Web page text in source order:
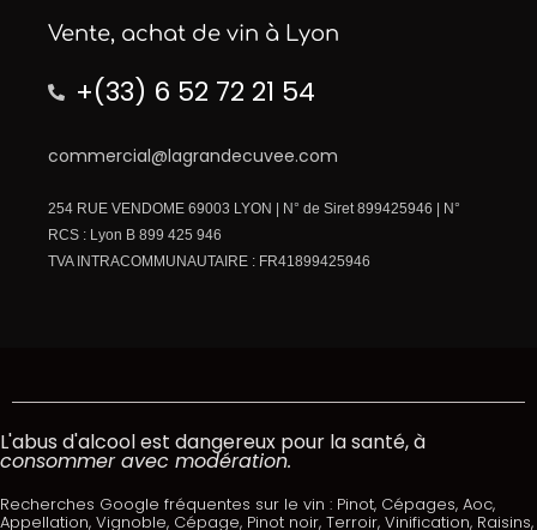
Vente, achat de vin à Lyon
+(33) 6 52 72 21 54
commercial@lagrandecuvee.com
254 RUE VENDOME 69003 LYON | N° de Siret 899425946 | N°
RCS : Lyon B 899 425 946
TVA INTRACOMMUNAUTAIRE : FR41899425946
L'abus d'alcool est dangereux pour la santé, à
consommer avec modération.
Recherches Google fréquentes sur le vin : Pinot, Cépages, Aoc,
Appellation, Vignoble, Cépage, Pinot noir, Terroir, Vinification, Raisins,